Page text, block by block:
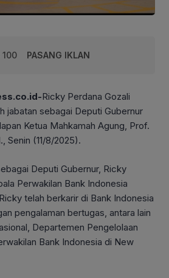
PASANG IKLAN
Ricky Perdana Gozali
jabatan sebagai Deputi Gubernur
Ketua Mahkamah Agung, Prof.
Senin (11/8/2025).
Deputi Gubernur, Ricky
Perwakilan Bank Indonesia
telah berkarir di Bank Indonesia
pengalaman bertugas, antara lain
Departemen Pengelolaan
Bank Indonesia di New